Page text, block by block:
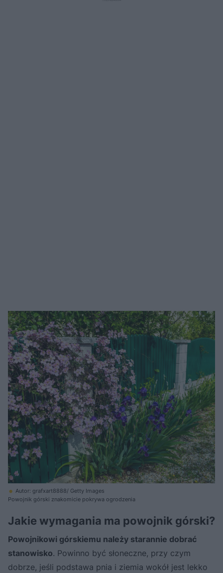
Autor: grafxart8888/ Getty Images
Powojnik górski znakomicie pokrywa ogrodzenia
Jakie wymagania ma powojnik górski?
Powojnikowi górskiemu należy starannie dobrać
stanowisko. Powinno być słoneczne, przy czym
dobrze, jeśli podstawa pnia i ziemia wokół jest lekko